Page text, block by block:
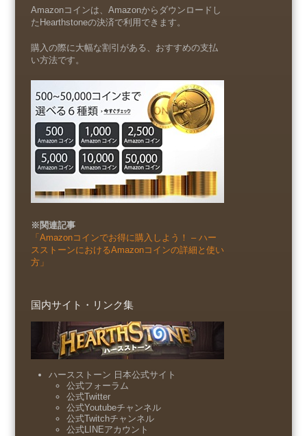
Amazonコインは、Amazonからダウンロードし
たHearthstoneの決済で利用できます。
購入の際に大幅な割引がある、おすすめの支払
い方法です。
※関連記事
「Amazonコインでお得に購入しよう！ – ハー
スストーンにおけるAmazonコインの詳細と使い
方」
国内サイト・リンク集
ハースストーン 日本公式サイト
公式フォーラム
公式Twitter
公式Youtubeチャンネル
公式Twitchチャンネル
公式LINEアカウント